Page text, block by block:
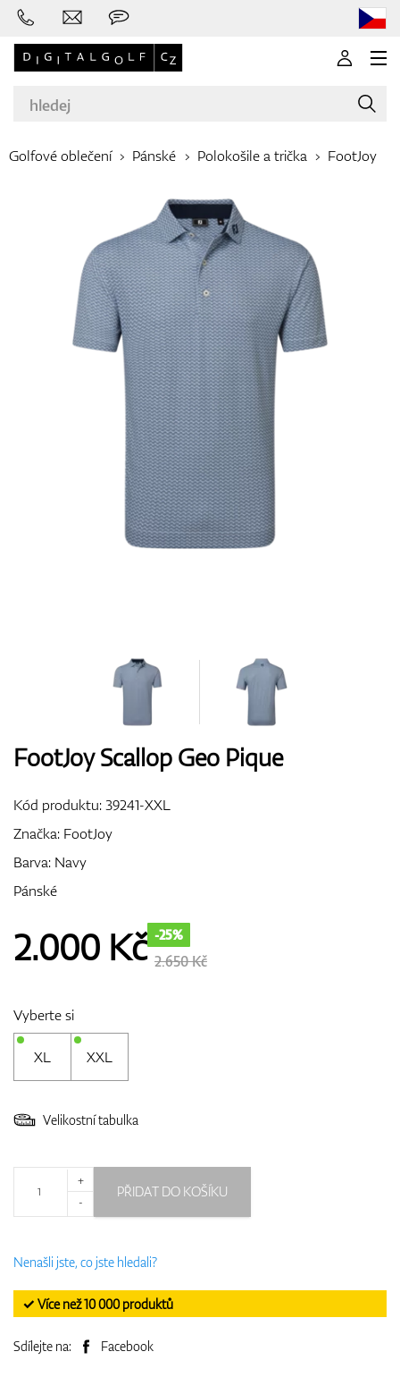
Značky
Golfové hole
Oblečení
Boty
Rukavice
Doplňky
Golfové oblečení Pánské Polokošile a trička FootJoy
FootJoy Scallop Geo Pique
Kód produktu:39241-XXL
Značka: FootJoy
Barva: Navy
Pánské
2.000 Kč -25%
2.650 Kč
Vyberte si
XL XXL
Velikostní tabulka
+
-
PŘIDAT DO KOŠÍKU
Nenašli jste, co jste hledali?
✓ Více než 10 000 produktů
Sdílejte na: Facebook